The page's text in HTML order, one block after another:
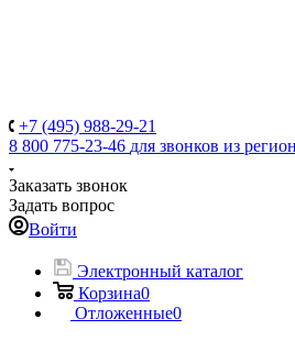
+7 (495) 988-29-21
8 800 775-23-46 для звонков из
Заказать звонок
Задать вопрос
Войти
Электронный каталог
Корзина0
Отложенные0